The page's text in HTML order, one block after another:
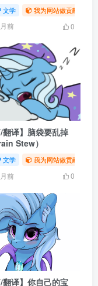
# 翻译 # MLP
文学 我为网站做贡献
前 0
# 翻译 # MLP
/翻译】脑袋要乱掉
Stew）
文学 我为网站做贡献
前 0
/翻译】你自己的宝